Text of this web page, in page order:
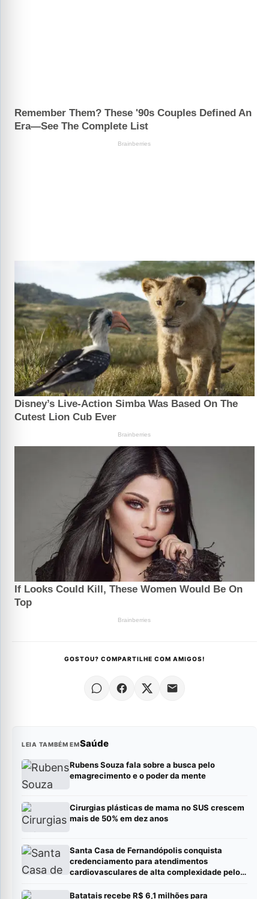
GOSTOU? COMPARTILHE COM AMIGOS!
LEIA TAMBÉM EMSaúde
Rubens Souza fala sobre a busca pelo
emagrecimento e o poder da mente
Cirurgias plásticas de mama no SUS crescem
mais de 50% em dez anos
Santa Casa de Fernandópolis conquista
credenciamento para atendimentos
cardiovasculares de alta complexidade pelo
Batatais recebe R$ 6,1 milhões para